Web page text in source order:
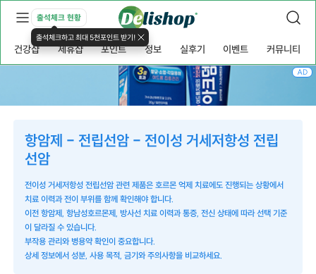
출석체크 현황
출석체크하고 최대 5천포인트 받기!
건강샵 제휴샵 포인트 정보 실후기 이벤트 커뮤니티
항암제 - 전립선암 - 전이성 거세저항성 전립
선암
전이성 거세저항성 전립선암 관련 제품은 호르몬 억제 치료에도 진행되는 상황에서
치료 이력과 전이 부위를 함께 확인해야 합니다.
이전 항암제, 항남성호르몬제, 방사선 치료 이력과 통증, 전신 상태에 따라 선택 기준
이 달라질 수 있습니다.
부작용 관리와 병용약 확인이 중요합니다.
상세 정보에서 성분, 사용 목적, 금기와 주의사항을 비교하세요.
AD